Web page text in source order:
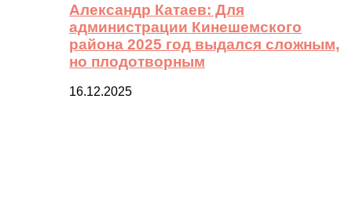
Александр Катаев: Для
администрации Кинешемского
района 2025 год выдался сложным,
но плодотворным
16.12.2025